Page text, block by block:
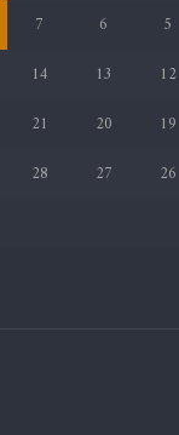
5
6
7
12
13
14
19
20
21
26
27
28